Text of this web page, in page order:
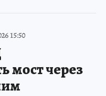
15:50
мост через